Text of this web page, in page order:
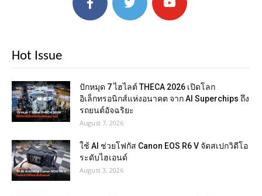
Hot Issue
ปักหมุด 7 ไฮไลต์ THECA 2026 เปิดโลก
อิเล็กทรอนิกส์แห่งอนาคต จาก AI Superchips ถึง
รถยนต์อัจฉริยะ
August 7, 2026
ใช้ AI ช่วยโฟกัส Canon EOS R6 V จัดสเปกวิดีโอ
ระดับไฮเอนด์
August 3, 2026